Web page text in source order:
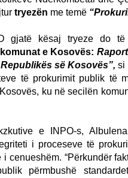
tryezën me temë
gjatë kësaj tryeze do
e Kosovës:
së Kosovës”,si
të prokurimit publik të
ku në secilën
e INPO-s,
i proceseve të
i cenueshëm. “Përkundër
përmbushë